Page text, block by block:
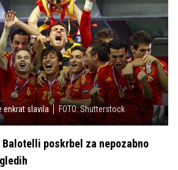
enkrat slavila FOTO: Shutterstock
Balotelli poskrbel za nepozabno